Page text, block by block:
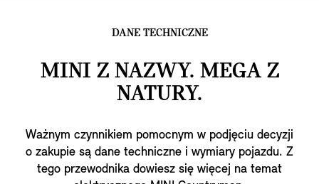
DANE TECHNICZNE
MINI Z NAZWY. MEGA Z
NATURY.
Ważnym czynnikiem pomocnym w podjęciu decyzji
o zakupie są dane techniczne i wymiary pojazdu. Z
tego przewodnika dowiesz się więcej na temat